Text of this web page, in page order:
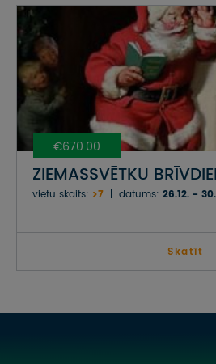
€670.00
ZIEMASSVĒTKU
vietu skaits: >7 datums: 26.12. -
Skatīt